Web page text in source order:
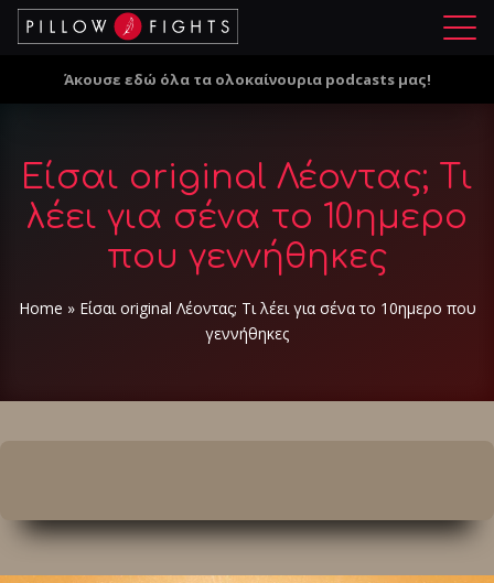
Μ
ο
Άκουσε εδώ όλα τα ολοκαίνουρια podcasts μας!
Είσαι original Λέοντας; Τι
λέει για σένα το 10ημερο
που γεννήθηκες
Home » Είσαι original Λέοντας; Τι λέει για σένα το 10ημερο που
γεννήθηκες